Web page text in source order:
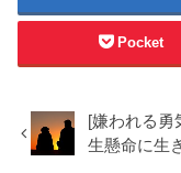
Pocket
[嫌われる勇
生懸命に生